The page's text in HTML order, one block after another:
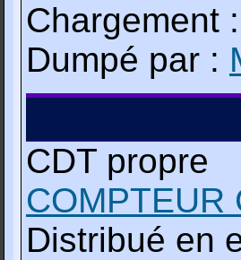
Chargement
Dumpé par :
CDT propre
COMPTEUR
Distribué en